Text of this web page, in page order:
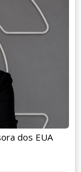
dos EUA